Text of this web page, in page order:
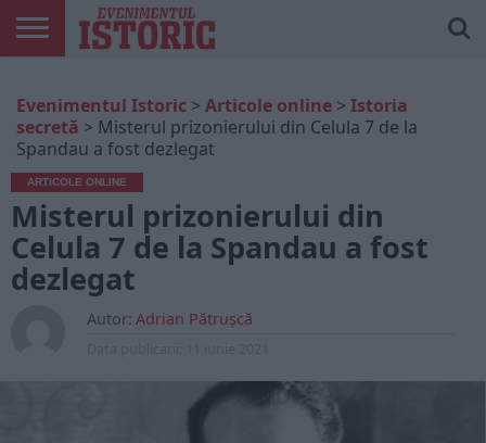
ONLINE
EDIȚII
TIPĂRITE
ISTORIC
PLAY
CONTUL
MEU
Evenimentul Istoric > Articole online > Istoria
secretă > Misterul prizonierului din Celula 7 de la
Spandau a fost dezlegat
ARTICOLE ONLINE
Misterul prizonierului din
Celula 7 de la Spandau a fost
dezlegat
Autor: Adrian Pătrușcă